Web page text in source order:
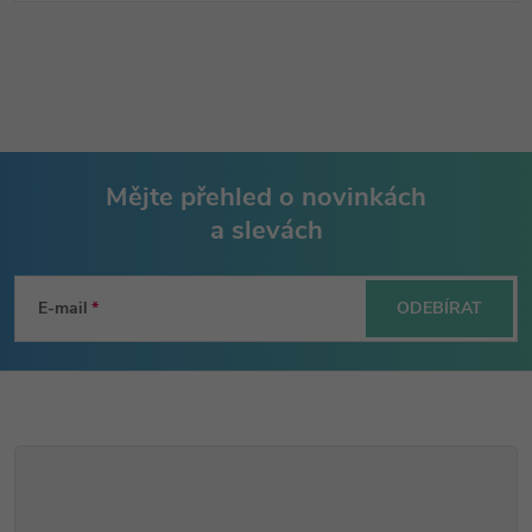
p
Mějte přehled o novinkách
a slevách
E-mail ODEBÍRAT